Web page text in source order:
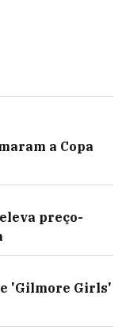
a Copa
preço-
'Gilmore Girls'